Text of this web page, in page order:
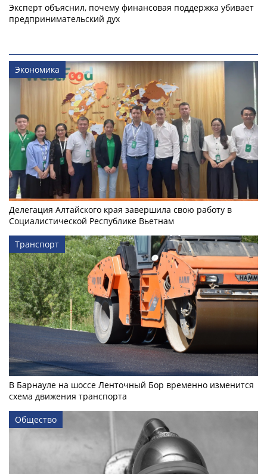
Эксперт объяснил, почему финансовая поддержка убивает
предпринимательский дух
Экономика
Делегация Алтайского края завершила свою работу в
Социалистической Республике Вьетнам
Транспорт
В Барнауле на шоссе Ленточный Бор временно изменится
схема движения транспорта
Общество